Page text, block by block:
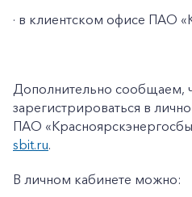
+7-800-700-24-57
Заказать обратный
· в клиентском офисе ПАО
Дополнительно сообщаем,
зарегистрироваться в
ПАО
sbit.ru.
В личном кабинете можно: